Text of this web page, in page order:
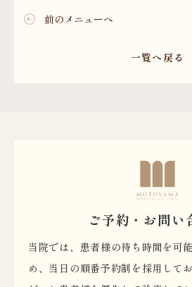
前のメニューへ
一覧へ戻る
ご予約・お問い
当院では、患者様の待ち時間を可
め、当日の順番予約制を採用して